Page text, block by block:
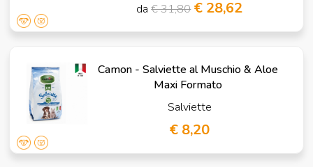
da€ 31,80 € 28,62
Camon - Salviette al Muschio & Aloe
Maxi Formato
Salviette
€ 8,20